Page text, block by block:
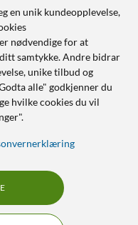
en unik kundeopplevelse,
nødvendige for at
samtykke. Andre bidrar
unike tilbud og
alle" godkjenner du
hvilke cookies du vil